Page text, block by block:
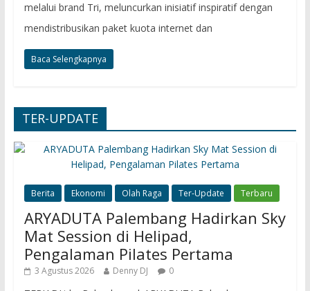
melalui brand Tri, meluncurkan inisiatif inspiratif dengan
mendistribusikan paket kuota internet dan
Baca Selengkapnya
TER-UPDATE
Berita Ekonomi Olah Raga Ter-Update Terbaru
ARYADUTA Palembang Hadirkan Sky
Mat Session di Helipad,
Pengalaman Pilates Pertama
3 Agustus 2026 Denny DJ 0